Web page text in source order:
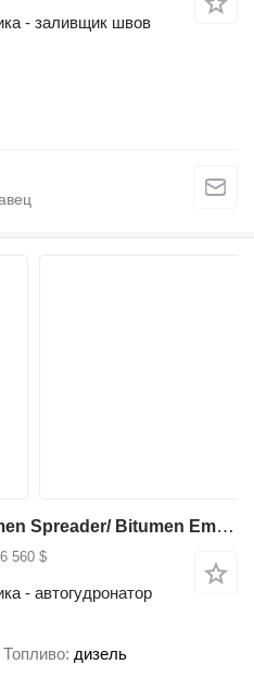
- заливщик швов
TICAB Manufacturer Bitumen Spreader/ Bitumen Emulsion Sprayer 8000 L
560 $
- автогудронатор
Топливо дизель